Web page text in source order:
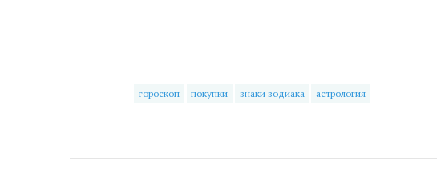
гороскоп покупки знаки зодиака астрология